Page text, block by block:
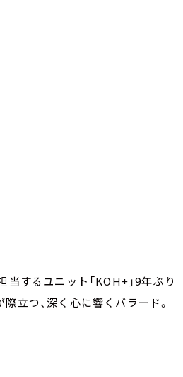
当するユニット「KOH+」9年ぶり
立つ、深く心に響くバラード。